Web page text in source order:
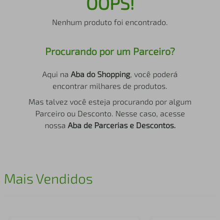
Nenhum produto foi encontrado.
Procurando por um Parceiro?
Aqui na Aba do Shopping, você poderá
encontrar milhares de produtos.
Mas talvez você esteja procurando por algum
Parceiro ou Desconto. Nesse caso, acesse
nossa Aba de Parcerias e Descontos.
Mais Vendidos
iphone